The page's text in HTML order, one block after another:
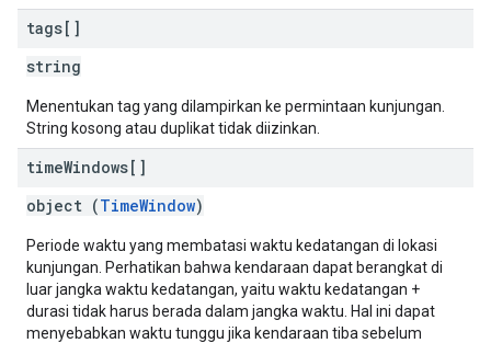
tags[]
string
Menentukan tag yang dilampirkan ke permintaan kunjungan.
String kosong atau duplikat tidak diizinkan.
timeWindows[]
object (TimeWindow)
Periode waktu yang membatasi waktu kedatangan di lokasi
kunjungan. Perhatikan bahwa kendaraan dapat berangkat di
luar jangka waktu kedatangan, yaitu waktu kedatangan +
durasi tidak harus berada dalam jangka waktu. Hal ini dapat
menyebabkan waktu tunggu jika kendaraan tiba sebelum